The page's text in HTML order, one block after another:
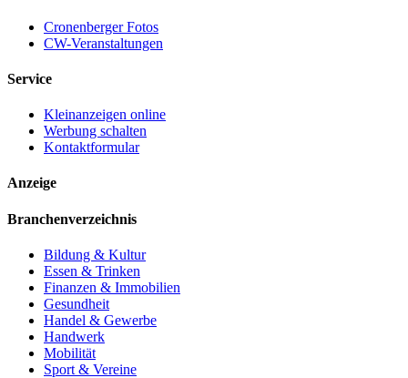
Cronenberger Fotos
CW-Veranstaltungen
Service
Kleinanzeigen online
Werbung schalten
Kontaktformular
Anzeige
Branchenverzeichnis
Bildung & Kultur
Essen & Trinken
Finanzen & Immobilien
Gesundheit
Handel & Gewerbe
Handwerk
Mobilität
Sport & Vereine